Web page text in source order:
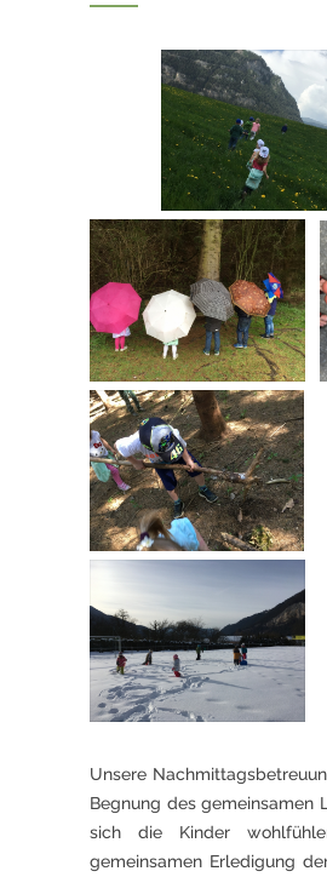
Unsere
Begnung des gemeinsamen
sich die Kinder
gemeinsamen Erledigung